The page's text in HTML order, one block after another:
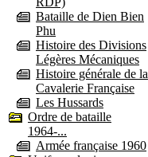
Bataille de Dien Bien
Phu
Histoire des Divisions
Légères Mécaniques
Histoire générale de la
Cavalerie Française
Les Hussards
Ordre de bataille
1964-...
Armée française 1960